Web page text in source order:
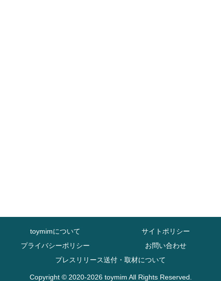
toymimについて
サイトポリシー
プライバシーポリシー
お問い合わせ
プレスリリース送付・取材について
Copyright © 2020-2026 toymim All Rights Reserved.